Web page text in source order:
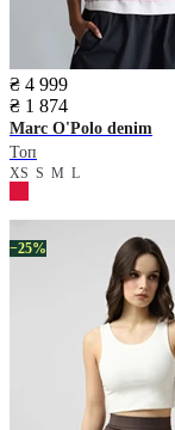
₴ 4 999
₴ 1 874
Marc O'Polo denim
Топ
XS S M L
−25%